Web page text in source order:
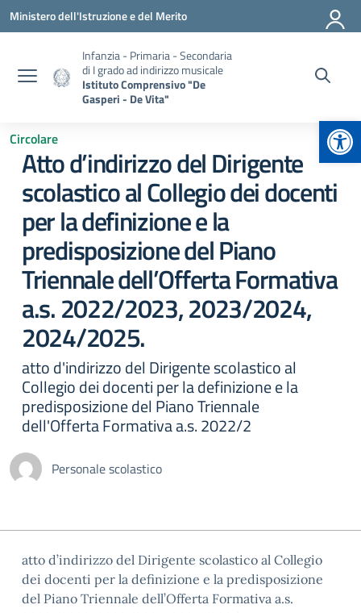
Vai ai contenuti
Vai al menu di navigazione
Vai al footer
Ministero dell'Istruzione e del Merito
Infanzia - Primaria - Secondaria
di I grado ad indirizzo musicale
Istituto Comprensivo "De
Gasperi - De Vita"
Circolare
Atto d’indirizzo del Dirigente
scolastico al Collegio dei docenti
per la definizione e la
predisposizione del Piano
Triennale dell’Offerta Formativa
a.s. 2022/2023, 2023/2024,
2024/2025.
atto d'indirizzo del Dirigente scolastico al
Collegio dei docenti per la definizione e la
predisposizione del Piano Triennale
dell'Offerta Formativa a.s. 2022/2
Personale scolastico
atto d’indirizzo del Dirigente scolastico al Collegio
dei docenti per la definizione e la predisposizione
del Piano Triennale dell’Offerta Formativa a.s.